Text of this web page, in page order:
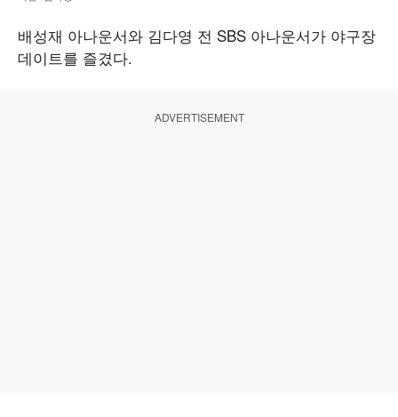
배성재 아나운서와 김다영 전 SBS 아나운서가 야구장
데이트를 즐겼다.
ADVERTISEMENT